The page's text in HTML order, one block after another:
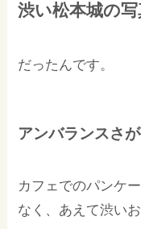
渋い松本城の
だったんです。
アンバランスさ
カフェでのパンケ
なく、あえて渋い